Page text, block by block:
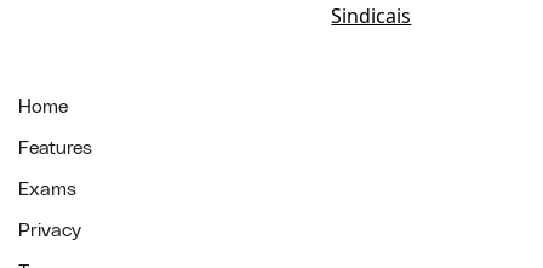
Sindicais
Home
Features
Exams
Privacy